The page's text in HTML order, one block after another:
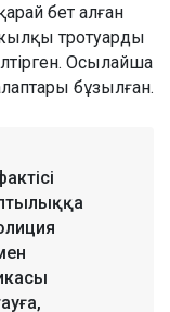
бет алған
тротуарды
Осылайша
бұзылған.